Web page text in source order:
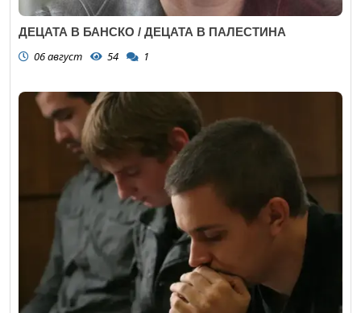
ДЕЦАТА В БАНСКО / ДЕЦАТА В ПАЛЕСТИНА
06 август 54 1